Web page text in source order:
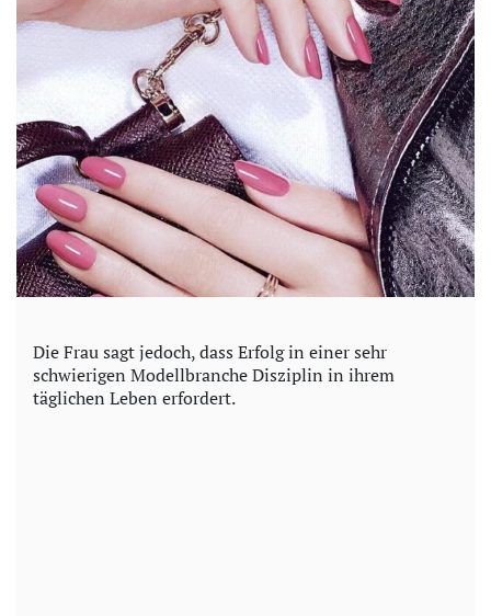
Die Frau sagt jedoch, dass Erfolg in einer sehr
schwierigen Modellbranche Disziplin in ihrem
täglichen Leben erfordert.